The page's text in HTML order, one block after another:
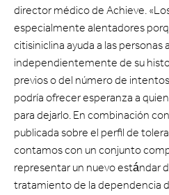
director médico de Achieve.
especialmente alentadores
citisiniclina ayuda a las personas
independientemente de su
previos o del número de
podría ofrecer esperanza a
para dejarlo. En combinación
publicada sobre el perfil de
contamos con un conjunto
representar un nuevo estándar
tratamiento de la dependencia